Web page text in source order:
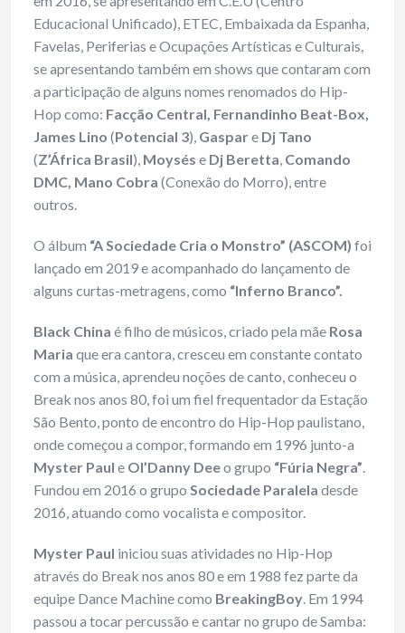
Educacional Unificado), ETEC, Embaixada da Espanha,
Favelas, Periferias e Ocupações Artísticas e Culturais,
se apresentando também em shows que contaram com
a participação de alguns nomes renomados do Hip-
Hop como: Facção Central, Fernandinho Beat-Box,
James Lino (Potencial 3), Gaspare Dj Tano
(Z’África Brasil), Moysés e Dj Beretta, Comando
DMC, Mano Cobra (Conexão do Morro), entre
outros.
O álbum “A Sociedade Cria o Monstro” (ASCOM) foi
lançado em 2019 e acompanhado do lançamento de
alguns curtas-metragens, como “Inferno Branco”.
Black China é filho de músicos, criado pela mãe Rosa
Maria que era cantora, cresceu em constante contato
com a música, aprendeu noções de canto, conheceu o
Break nos anos 80, foi um fiel frequentador da Estação
São Bento, ponto de encontro do Hip-Hop paulistano,
onde começou a compor, formando em 1996 junto-a
Myster Paul e Ol’Danny Deeo grupo “Fúria Negra”.
Fundou em 2016 o grupo Sociedade Paralela desde
2016, atuando como vocalista e compositor.
Myster Paul iniciou suas atividades no Hip-Hop
através do Break nos anos 80 e em 1988 fez parte da
equipe Dance Machine como BreakingBoy. Em 1994
passou a tocar percussão e cantar no grupo de Samba: